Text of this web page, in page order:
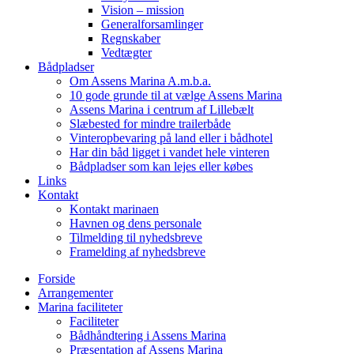
Vision – mission
Generalforsamlinger
Regnskaber
Vedtægter
Bådpladser
Om Assens Marina A.m.b.a.
10 gode grunde til at vælge Assens Marina
Assens Marina i centrum af Lillebælt
Slæbested for mindre trailerbåde
Vinteropbevaring på land eller i bådhotel
Har din båd ligget i vandet hele vinteren
Bådpladser som kan lejes eller købes
Links
Kontakt
Kontakt marinaen
Havnen og dens personale
Tilmelding til nyhedsbreve
Framelding af nyhedsbreve
Forside
Arrangementer
Marina faciliteter
Faciliteter
Bådhåndtering i Assens Marina
Præsentation af Assens Marina